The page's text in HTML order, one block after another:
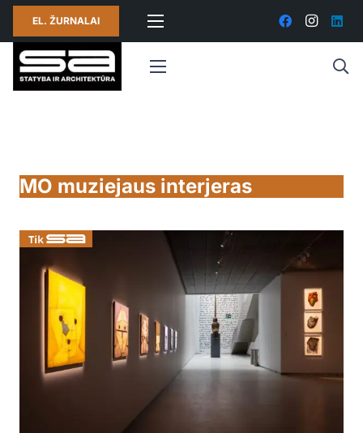
EL. ŽURNALAI
MO muziejaus interjeras